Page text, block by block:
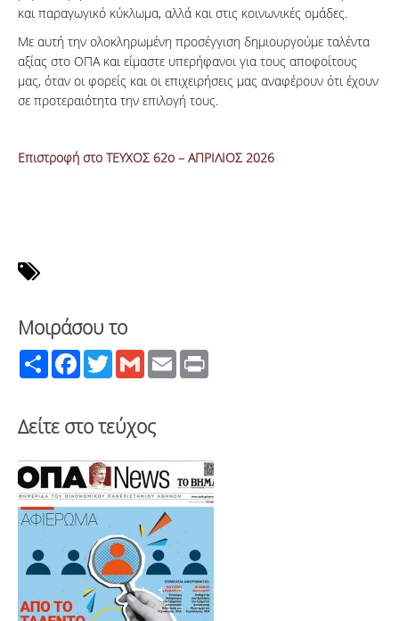
και παραγωγικό κύκλωμα, αλλά και στις κοινωνικές ομάδες.
Με αυτή την ολοκληρωμένη προσέγγιση δημιουργούμε ταλέντα
αξίας στο ΟΠΑ και είμαστε υπερήφανοι για τους αποφοίτους
μας, όταν οι φορείς και οι επιχειρήσεις μας αναφέρουν ότι έχουν
σε προτεραιότητα την επιλογή τους.
Επιστροφή στο ΤΕΥΧΟΣ 62ο – ΑΠΡΙΛΙΟΣ 2026
Μοιράσου το
Share FacebookTwitterGmail Email
Δείτε στο τεύχος